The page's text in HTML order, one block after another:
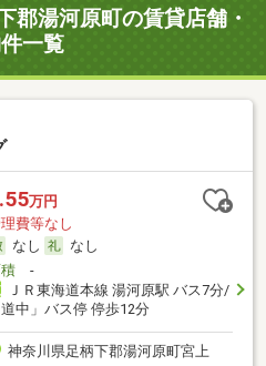
郡湯河原町の賃貸店舗・
一覧
万円
費等なし
なし
なし
-
ＪＲ東海道本線 湯河原駅 バス7分/
道中」バス停 停歩12分
神奈川県足柄下郡湯河原町宮上